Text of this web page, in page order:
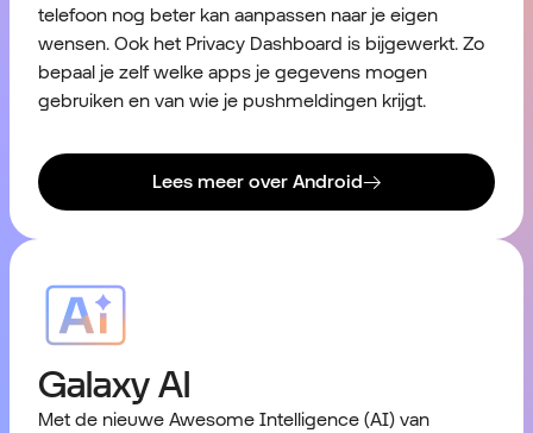
telefoon nog beter kan aanpassen naar je eigen
wensen. Ook het Privacy Dashboard is bijgewerkt. Zo
bepaal je zelf welke apps je gegevens mogen
gebruiken en van wie je pushmeldingen krijgt.
Lees meer over Android
Galaxy AI
Met de nieuwe Awesome Intelligence (AI) van